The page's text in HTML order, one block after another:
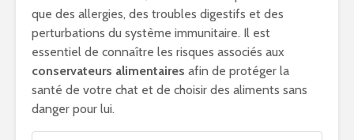
que des allergies, des troubles digestifs et des
perturbations du système immunitaire. Il est
essentiel de connaître les risques associés aux
conservateurs alimentaires afin de protéger la
santé de votre chat et de choisir des aliments sans
danger pour lui.